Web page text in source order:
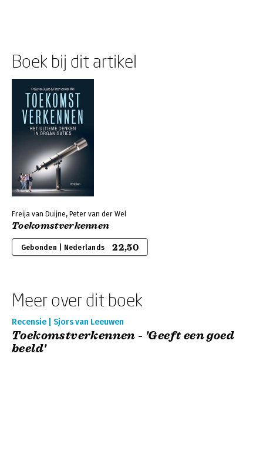
Boek bij dit artikel
Freija van Duijne, Peter van der Wel
Toekomstverkennen
Gebonden | Nederlands 22,50
Meer over dit boek
Recensie | Sjors van Leeuwen
Toekomstverkennen - 'Geeft een goed
beeld'